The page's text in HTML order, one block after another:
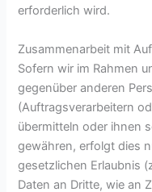
erforderlich wird.
Zusammenarbeit mit
Sofern wir im Rahmen
gegenüber anderen
(Auftragsverarbeitern
übermitteln oder ihnen
gewähren, erfolgt dies
gesetzlichen Erlaubnis
Daten an Dritte, wie an